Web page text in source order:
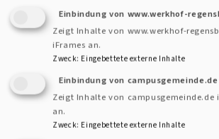
gezollt und für alle gab es einen
Musikalischen Kalender als
Einbindung von www.werkhof-
Zeigt Inhalte von www.werkhof-
iFrames an.
Zweck: Eingebettete externe Inhalte
Einbindung von
Zeigt Inhalte von campusgemeinde.de
an.
Zweck: Eingebettete externe Inhalte